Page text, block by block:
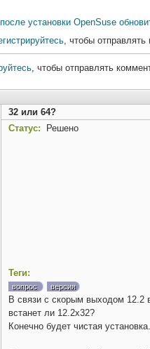
установки OpenSuse
, чтобы отправлять
, чтобы отправлять
32 или 64?
Статус:
Решено
Теги:
вопрос версия
В связи с скорым выходом 12.2
встанет ли 12.2х32?
Конечно будет чистая